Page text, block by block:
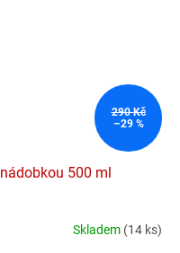
290 Kč
–29 %
500 ml
Skladem (14 ks)